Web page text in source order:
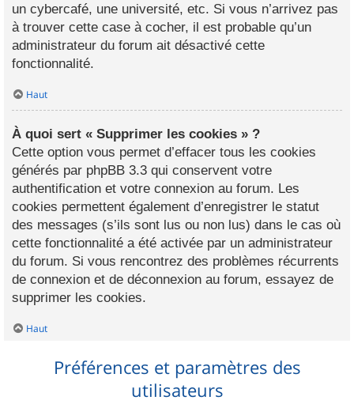
un cybercafé, une université, etc. Si vous n’arrivez pas
à trouver cette case à cocher, il est probable qu’un
administrateur du forum ait désactivé cette
fonctionnalité.
Haut
À quoi sert « Supprimer les cookies » ?
Cette option vous permet d’effacer tous les cookies
générés par phpBB 3.3 qui conservent votre
authentification et votre connexion au forum. Les
cookies permettent également d’enregistrer le statut
des messages (s’ils sont lus ou non lus) dans le cas où
cette fonctionnalité a été activée par un administrateur
du forum. Si vous rencontrez des problèmes récurrents
de connexion et de déconnexion au forum, essayez de
supprimer les cookies.
Haut
Préférences et paramètres des
utilisateurs